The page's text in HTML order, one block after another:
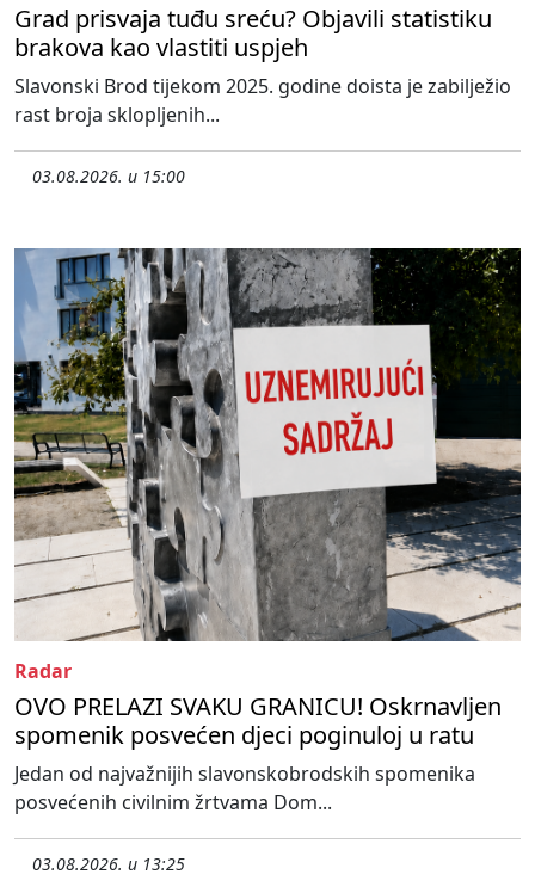
Grad prisvaja tuđu sreću? Objavili statistiku
brakova kao vlastiti uspjeh
Slavonski Brod tijekom 2025. godine doista je zabilježio
rast broja sklopljenih...
03.08.2026. u 15:00
Radar
OVO PRELAZI SVAKU GRANICU! Oskrnavljen
spomenik posvećen djeci poginuloj u ratu
Jedan od najvažnijih slavonskobrodskih spomenika
posvećenih civilnim žrtvama Dom...
03.08.2026. u 13:25